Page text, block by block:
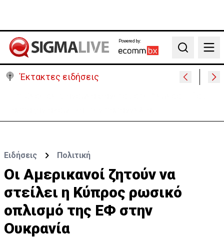
Powered by:
Search
Έκτακτες ειδήσεις
Ειδήσεις Πολιτική
Οι Αμερικανοί ζητούν να
στείλει η Κύπρος ρωσικό
οπλισμό της ΕΦ στην
Ουκρανία